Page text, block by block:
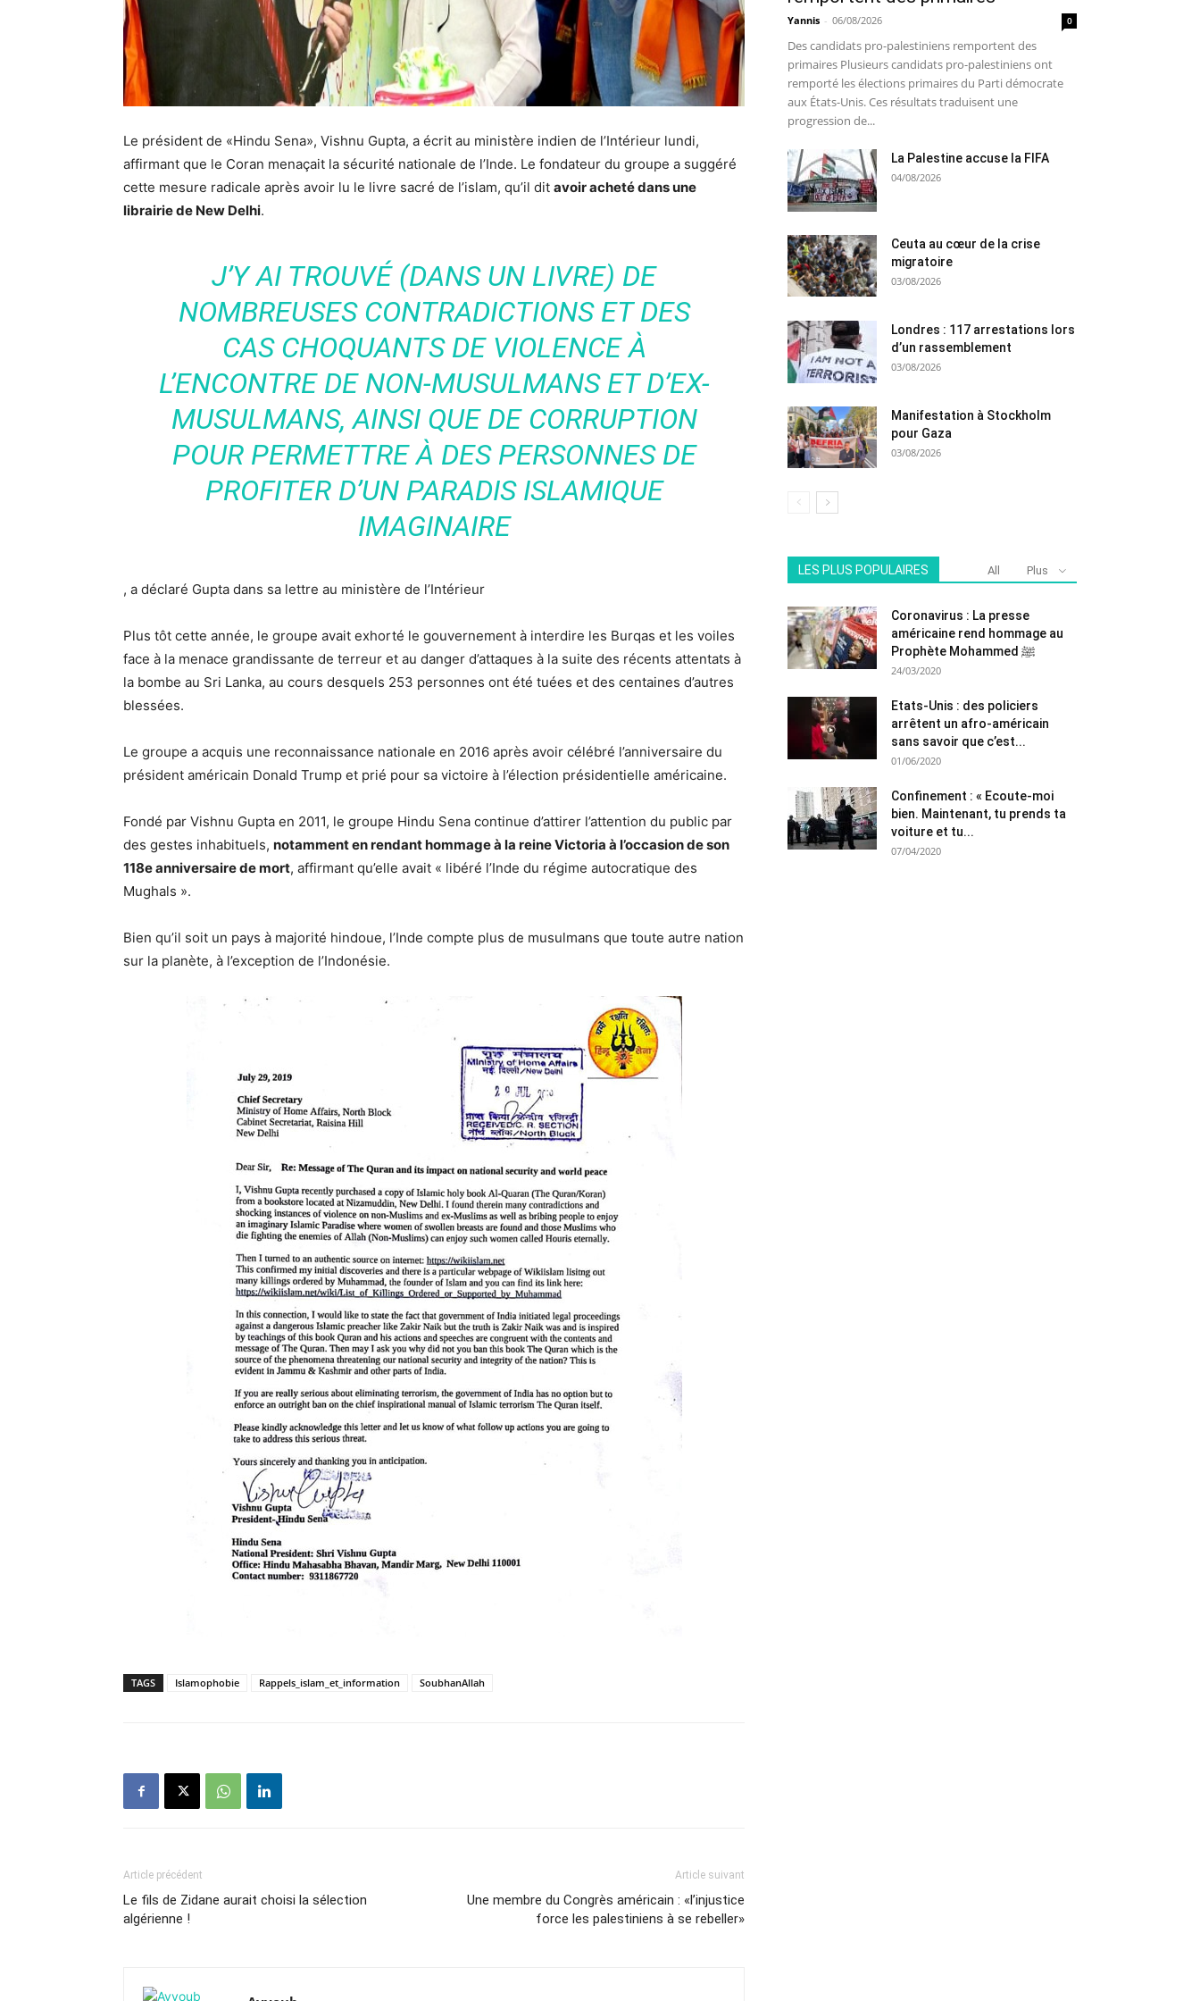
Le président de «Hindu Sena», Vishnu Gupta, a écrit au ministère indien de l’Intérieur lundi,
affirmant que le Coran menaçait la sécurité nationale de l’Inde. Le fondateur du groupe a suggéré
cette mesure radicale après avoir lu le livre sacré de l’islam, qu’il dit avoir acheté dans une
librairie de New Delhi.
J’Y AI TROUVÉ (DANS UN LIVRE) DE
NOMBREUSES CONTRADICTIONS ET DES
CAS CHOQUANTS DE VIOLENCE À
L’ENCONTRE DE NON-MUSULMANS ET D’EX-
MUSULMANS, AINSI QUE DE CORRUPTION
POUR PERMETTRE À DES PERSONNES DE
PROFITER D’UN PARADIS ISLAMIQUE
IMAGINAIRE
, a déclaré Gupta dans sa lettre au ministère de l’Intérieur
Plus tôt cette année, le groupe avait exhorté le gouvernement à interdire les Burqas et les voiles
face à la menace grandissante de terreur et au danger d’attaques à la suite des récents attentats à
la bombe au Sri Lanka, au cours desquels 253 personnes ont été tuées et des centaines d’autres
blessées.
Le groupe a acquis une reconnaissance nationale en 2016 après avoir célébré l’anniversaire du
président américain Donald Trump et prié pour sa victoire à l’élection présidentielle américaine.
Fondé par Vishnu Gupta en 2011, le groupe Hindu Sena continue d’attirer l’attention du public par
des gestes inhabituels, notamment en rendant hommage à la reine Victoria à l’occasion de son
118e anniversaire de mort, affirmant qu’elle avait « libéré l’Inde du régime autocratique des
Mughals ».
Bien qu’il soit un pays à majorité hindoue, l’Inde compte plus de musulmans que toute autre nation
sur la planète, à l’exception de l’Indonésie.
TAGS Islamophobie Rappels_islam_et_information SoubhanAllah
Article précédent
Le fils de Zidane aurait choisi la sélection
algérienne !
Article suivant
Une membre du Congrès américain : «l’injustice
force les palestiniens à se rebeller»
Yannis - 06/08/2026 0
Des candidats pro-palestiniens remportent des
primaires Plusieurs candidats pro-palestiniens ont
remporté les élections primaires du Parti démocrate
aux États-Unis. Ces résultats traduisent une
progression de...
La Palestine accuse la FIFA
04/08/2026
Ceuta au cœur de la crise
migratoire
03/08/2026
Londres : 117 arrestations lors
d’un rassemblement
03/08/2026
Manifestation à Stockholm
pour Gaza
03/08/2026
LES PLUS POPULAIRES All Plus
Coronavirus : La presse
américaine rend hommage au
Prophète Mohammed ﷺ
24/03/2020
Etats-Unis : des policiers
arrêtent un afro-américain
sans savoir que c’est...
01/06/2020
Confinement : « Ecoute-moi
bien. Maintenant, tu prends ta
voiture et tu...
07/04/2020